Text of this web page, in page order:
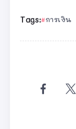
Tags: การเงิน